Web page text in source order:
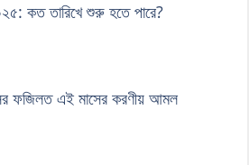
কত তারিখে শুরু হতে পারে?
ফজিলত এই মাসের করণীয় আমল